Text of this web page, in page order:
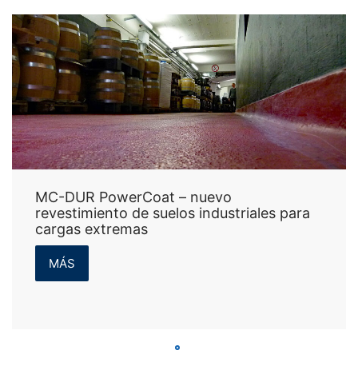
MC-DUR PowerCoat – nuevo
revestimiento de suelos industriales para
cargas extremas
MÁS